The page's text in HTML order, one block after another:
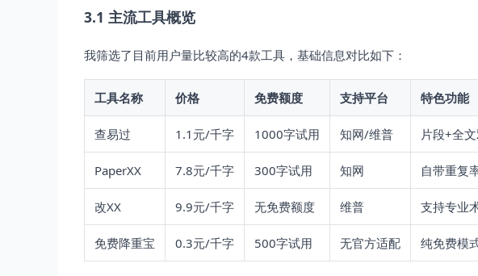
3.1 主流工具概览
我筛选了目前用户量比较高的4款工具，基础信息对比如下：
工具名称 价格 免费额度 支持平台 特色功能
查易过 1.1元/千字 1000字试用 知网/维普 片段+全
PaperXX 7.8元/千字 300字试用 知网 自带重复
改XX 9.9元/千字 无免费额度 维普 支持专业
免费降重宝 0.3元/千字 500字试用 无官方适配 纯免费模